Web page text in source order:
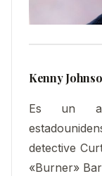
Kenny
Es un
detective
«Burner»